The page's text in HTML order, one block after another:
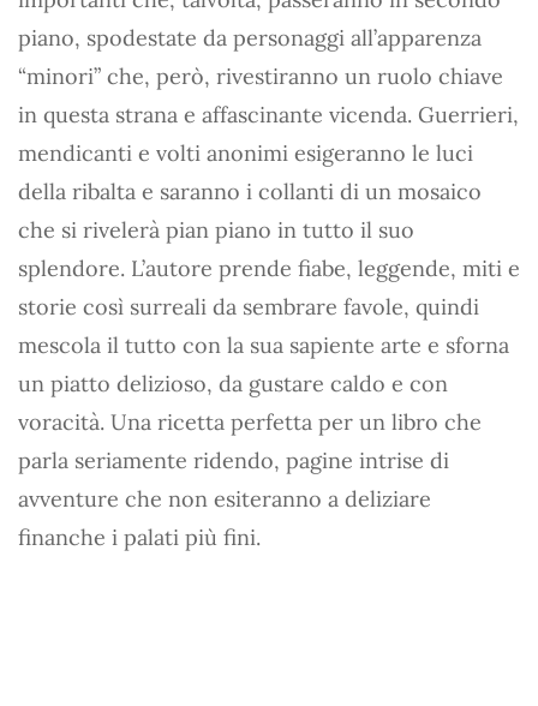
piano, spodestate da personaggi all’apparenza
“minori” che, però, rivestiranno un ruolo chiave
in questa strana e affascinante vicenda. Guerrieri,
mendicanti e volti anonimi esigeranno le luci
della ribalta e saranno i collanti di un mosaico
che si rivelerà pian piano in tutto il suo
splendore. L’autore prende fiabe, leggende, miti e
storie così surreali da sembrare favole, quindi
mescola il tutto con la sua sapiente arte e sforna
un piatto delizioso, da gustare caldo e con
voracità. Una ricetta perfetta per un libro che
parla seriamente ridendo, pagine intrise di
avventure che non esiteranno a deliziare
finanche i palati più fini.